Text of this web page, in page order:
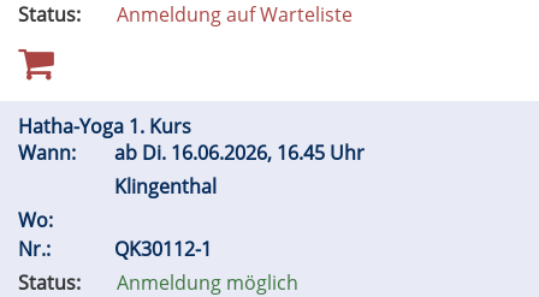
Status:
Anmeldung auf Warteliste
Hatha-Yoga 1. Kurs
Wann:
ab Di. 16.06.2026, 16.45 Uhr
Klingenthal
Wo:
Nr.:
QK30112-1
Status:
Anmeldung möglich